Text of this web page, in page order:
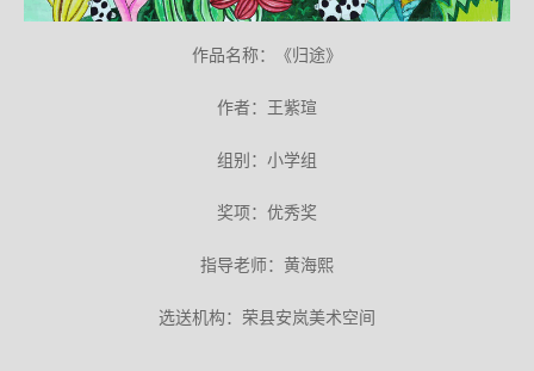
作品名称：《归途》
作者：王紫瑄
组别：小学组
奖项：优秀奖
指导老师：黄海熙
选送机构：荣县安岚美术空间